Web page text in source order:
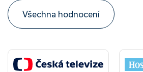
Všechna hodnocení